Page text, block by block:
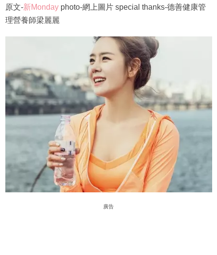
原文-新Mondayphoto-網上圖片 special thanks-德善健康管
理營養師梁麗麗
廣告